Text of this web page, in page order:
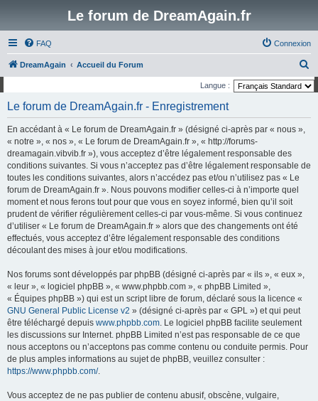
Le forum de DreamAgain.fr
FAQ Connexion
DreamAgain Accueil du Forum
e
Langue :
Le forum de DreamAgain.fr - Enregistrement
En accédant à « Le forum de DreamAgain.fr » (désigné ci-après par « nous »,
« notre », « nos », « Le forum de DreamAgain.fr », « http://forums-
dreamagain.vibvib.fr »), vous acceptez d’être légalement responsable des
conditions suivantes. Si vous n’acceptez pas d’être légalement responsable de
toutes les conditions suivantes, alors n’accédez pas et/ou n’utilisez pas « Le
forum de DreamAgain.fr ». Nous pouvons modifier celles-ci à n’importe quel
moment et nous ferons tout pour que vous en soyez informé, bien qu’il soit
prudent de vérifier régulièrement celles-ci par vous-même. Si vous continuez
d’utiliser « Le forum de DreamAgain.fr » alors que des changements ont été
effectués, vous acceptez d’être légalement responsable des conditions
découlant des mises à jour et/ou modifications.
Nos forums sont développés par phpBB (désigné ci-après par « ils », « eux »,
« leur », « logiciel phpBB », « www.phpbb.com », « phpBB Limited »,
« Équipes phpBB ») qui est un script libre de forum, déclaré sous la licence «
GNU General Public License v2 » (désigné ci-après par « GPL ») et qui peut
être téléchargé depuis www.phpbb.com. Le logiciel phpBB facilite seulement
les discussions sur Internet. phpBB Limited n’est pas responsable de ce que
nous acceptons ou n’acceptons pas comme contenu ou conduite permis. Pour
de plus amples informations au sujet de phpBB, veuillez consulter :
https://www.phpbb.com/.
Vous acceptez de ne pas publier de contenu abusif, obscène, vulgaire,